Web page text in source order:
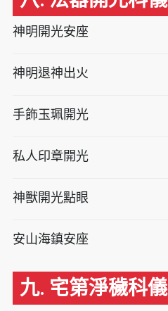
神明開光安座
神明退神出火
手飾玉珮開光
私人印章開光
神獸開光點眼
安山海鎮安座
九. 宅第淨穢科儀